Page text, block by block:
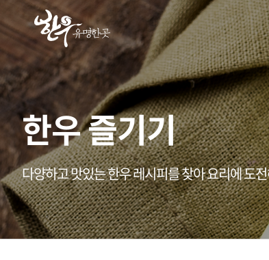
한우 즐기기
다양하고 맛있는 한우 레시피를 찾아 요리에 도